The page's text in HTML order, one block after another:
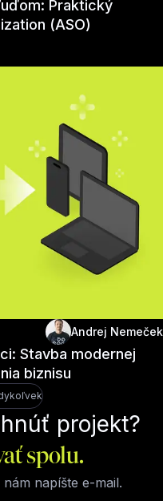
Praktický
(ASO)
Andrej Nemeček
Stavba modernej
biznisu
projekt?
spolu.
napíšte e-mail.